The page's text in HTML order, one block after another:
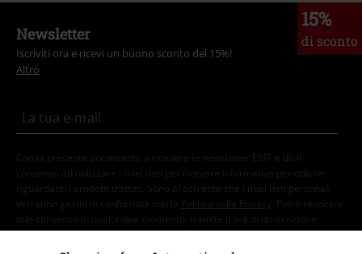
15%
di sconto
Newsletter
Iscriviti ora e ricevi un buono sconto del 15%!
Altro
Con la presente acconsento a ricevere le newsletter EMP e do il
consenso ad utilizzare i miei dati per ricevere informative periodiche
riguardanti i prodotti trattati. Sono al corrente che i miei dati personali
verranno gestiti in conformità con la
Politica sulla Privacy
. Potrò revocare
tale consenso in qualunque momento, tramite il link di disiscrizione
presente in ogni newsletter.
per annullare liscrizione alla newsletter.